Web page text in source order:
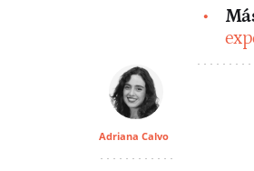
Adriana Calvo